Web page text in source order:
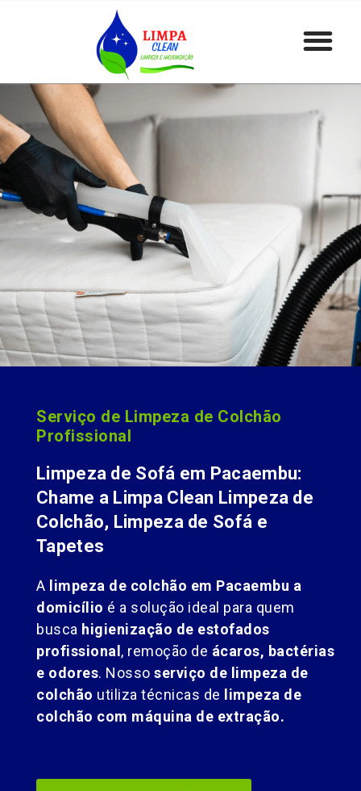
Serviço de Limpeza de Colchão
Profissional
Limpeza de Sofá em Pacaembu:
Chame a Limpa Clean Limpeza de
Colchão, Limpeza de Sofá e
Tapetes
A limpeza de colchão em Pacaembu a
domicílio é a solução ideal para quem
busca higienização de estofados
profissional, remoção de ácaros, bactérias
e odores. Nosso serviço de limpeza de
colchão utiliza técnicas de limpeza de
colchão com máquina de extração.